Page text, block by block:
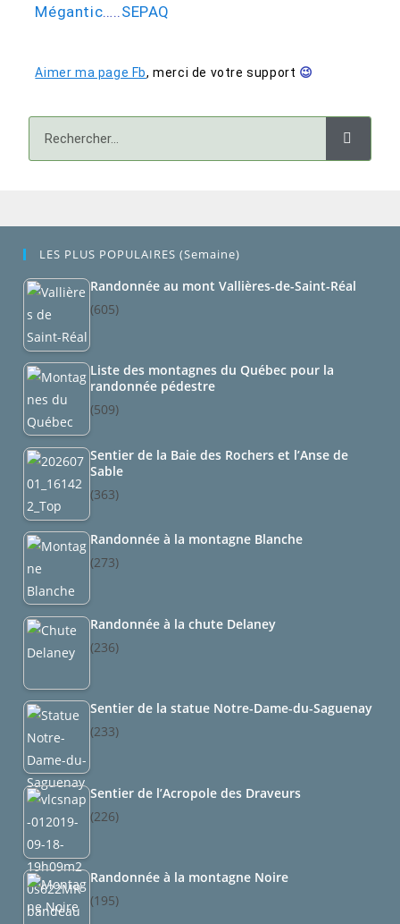
Mégantic…..SEPAQ
Aimer ma page Fb,merci de votre support 😉
LES PLUS POPULAIRES (semaine)
Randonnée au mont Vallières-de-Saint-Réal
(605)
Liste des montagnes du Québec pour la
randonnée pédestre
(509)
Sentier de la Baie des Rochers et l’Anse de
Sable
(363)
Randonnée à la montagne Blanche
(273)
Randonnée à la chute Delaney
(236)
Sentier de la statue Notre-Dame-du-Saguenay
(233)
Sentier de l’Acropole des Draveurs
(226)
Randonnée à la montagne Noire
(195)